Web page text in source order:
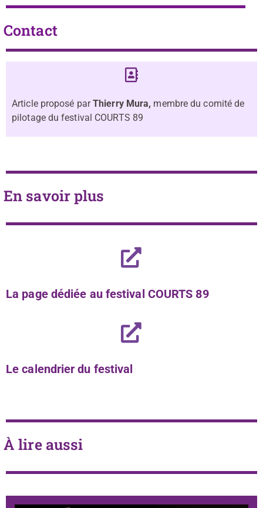
Contact
Article proposé parThierry Mura, membre du comité de
pilotage du festival COURTS 89
En savoir plus
La page dédiée au festival COURTS 89
Le calendrier du festival
À lire aussi